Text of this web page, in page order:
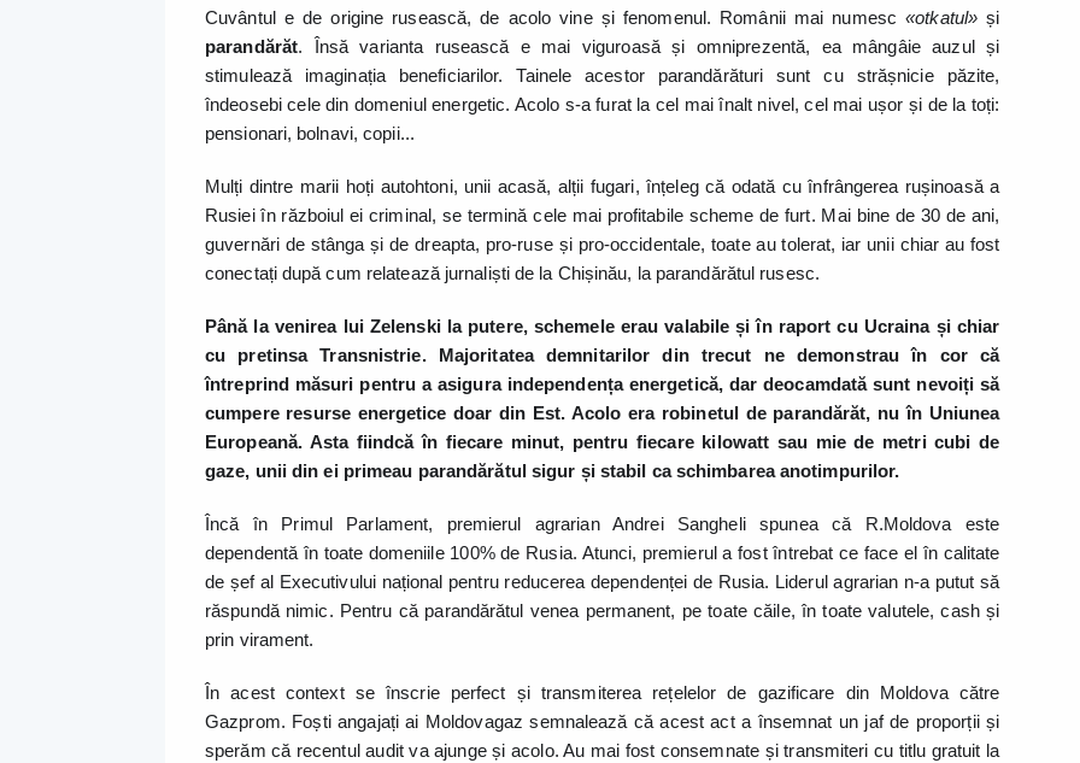
Cuvântul e de origine rusească, de acolo vine și fenomenul. Românii mai numesc«otkatul»și
parandărăt. Însă varianta rusească e mai viguroasă și omniprezentă, ea mângâie auzul și
stimulează imaginația beneficiarilor. Tainele acestor parandărături sunt cu strășnicie păzite,
îndeosebi cele din domeniul energetic. Acolo s-a furat la cel mai înalt nivel, cel mai ușor și de la toți:
pensionari, bolnavi, copii...
Mulți dintre marii hoți autohtoni, unii acasă, alții fugari, înțeleg că odată cu înfrângerea rușinoasă a
Rusiei în războiul ei criminal, se termină cele mai profitabile scheme de furt. Mai bine de 30 de ani,
guvernări de stânga și de dreapta, pro-ruse și pro-occidentale, toate au tolerat, iar unii chiar au fost
conectați după cum relatează jurnaliști de la Chișinău, la parandărătul rusesc.
Până la venirea lui Zelenski la putere, schemele erau valabile și în raport cu Ucraina și chiar
cu pretinsa Transnistrie. Majoritatea demnitarilor din trecut ne demonstrau în cor că
întreprind măsuri pentru a asigura independența energetică, dar deocamdată sunt nevoiți să
cumpere resurse energetice doar din Est. Acolo era robinetul de parandărăt, nu în Uniunea
Europeană. Asta fiindcă în fiecare minut, pentru fiecare kilowatt sau mie de metri cubi de
gaze, unii din ei primeau parandărătul sigur și stabil ca schimbarea anotimpurilor.
Încă în Primul Parlament, premierul agrarian Andrei Sangheli spunea că R.Moldova este
dependentă în toate domeniile 100% de Rusia. Atunci, premierul a fost întrebat ce face el în calitate
de șef al Executivului național pentru reducerea dependenței de Rusia. Liderul agrarian n-a putut să
răspundă nimic. Pentru că parandărătul venea permanent, pe toate căile, în toate valutele, cash și
prin virament.
În acest context se înscrie perfect și transmiterea rețelelor de gazificare din Moldova către
Gazprom. Foști angajați ai Moldovagaz semnalează că acest act a însemnat un jaf de proporții și
sperăm că recentul audit va ajunge și acolo. Au mai fost consemnate și transmiteri cu titlu gratuit la